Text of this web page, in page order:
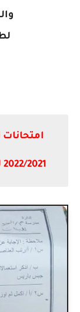
2022/2021 للصف الثالث متوسط الدور الاول